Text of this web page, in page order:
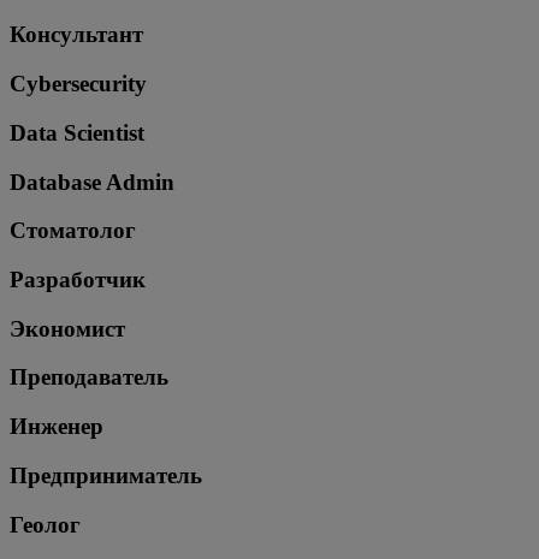
Консультант
Cybersecurity
Data Scientist
Database Admin
Стоматолог
Разработчик
Экономист
Преподаватель
Инженер
Предприниматель
Геолог